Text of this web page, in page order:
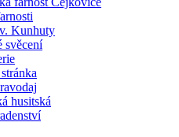
Kunhuty
svěcení
husitská